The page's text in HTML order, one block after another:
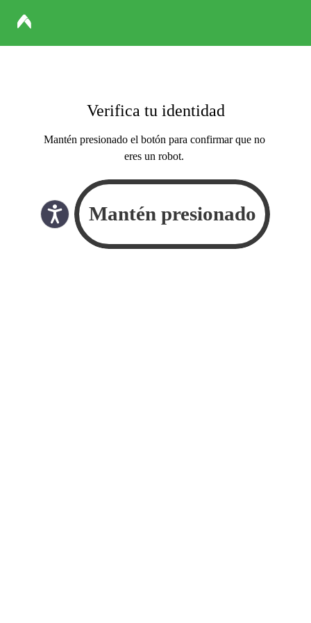
Verifica tu identidad
Mantén presionado el botón para confirmar que no
eres un robot.